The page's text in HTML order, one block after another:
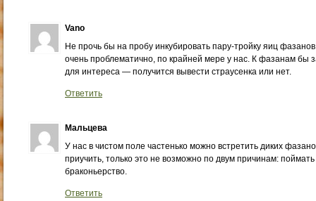
Vano
Не прочь бы на пробу инкубировать пару-тройку яиц
очень проблематично, по крайней мере у нас. К фазанам бы
для интереса — получится вывести страусенка или нет.
Ответить
Мальцева
У нас в чистом поле частенько можно встретить диких
приучить, только это не возможно по двум причинам:
браконьерство.
Ответить